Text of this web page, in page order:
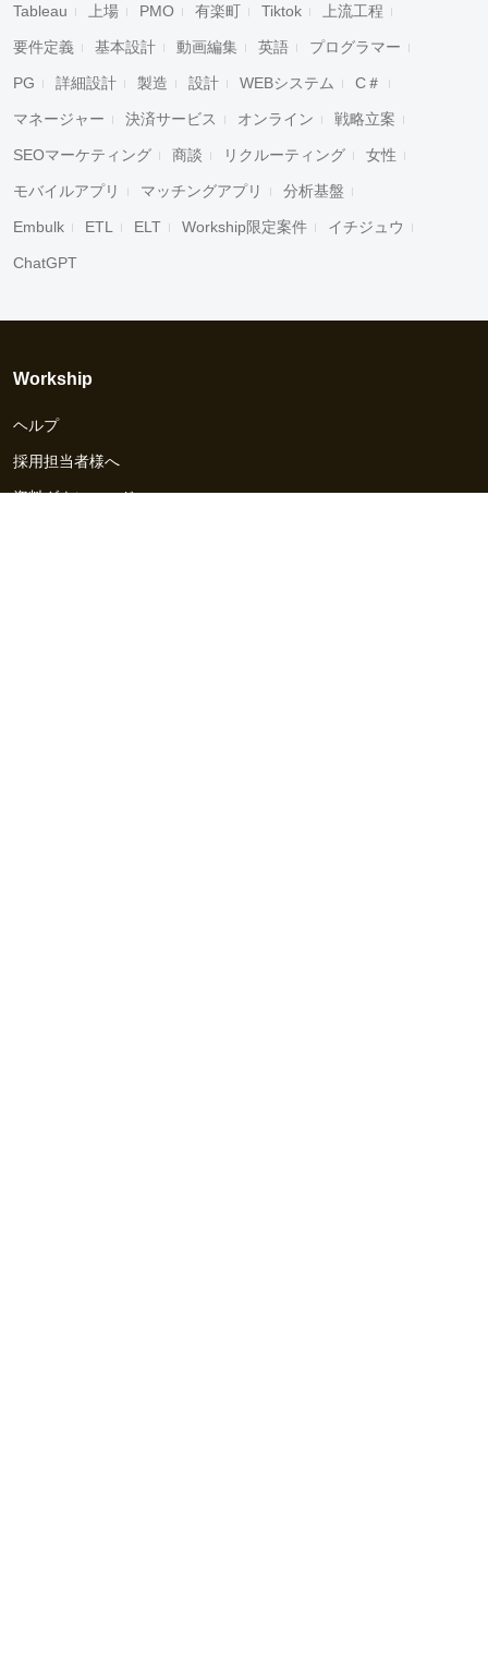
Tableau 上場 PMO 有楽町 Tiktok 上流工程
要件定義 基本設計 動画編集 英語 プログラマー
PG 詳細設計 製造 設計 WEBシステム C＃
マネージャー 決済サービス オンライン 戦略立案
SEOマーケティング 商談 リクルーティング 女性
モバイルアプリ マッチングアプリ 分析基盤
Embulk ETL ELT Workship限定案件 イチジュウ
ChatGPT
Workship
ヘルプ
採用担当者様へ
資料ダウンロード